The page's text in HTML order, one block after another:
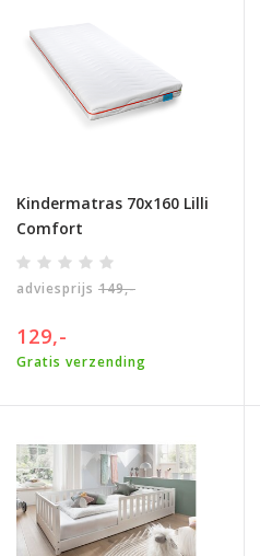
Kindermatras 70x160 Lilli
Comfort
adviesprijs 149,-
129,-
Gratis verzending